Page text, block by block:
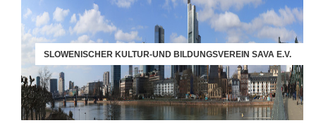
SLOWENISCHER KULTUR-UND BILDUNGSVEREIN SAVA E.V.